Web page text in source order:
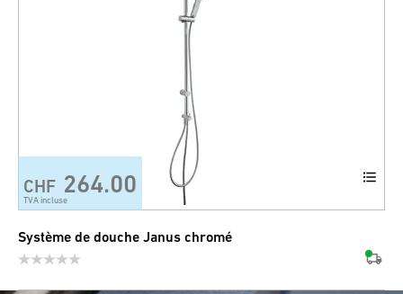
CHF 264.00
TVA incluse
Système de douche Janus chromé